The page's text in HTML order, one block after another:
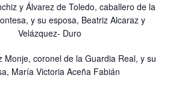
y Álvarez de Toledo, caballero de la
y su esposa, Beatriz Alcaraz y
Velázquez- Duro
Monje, coronel de la Guardia Real, y su
María Victoria Aceña Fabián